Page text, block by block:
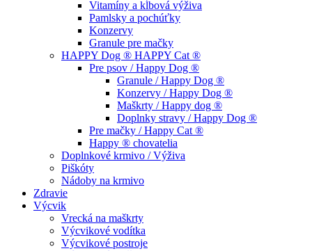
Vitamíny a kĺbová výživa
Pamlsky a pochúťky
Konzervy
Granule pre mačky
HAPPY Dog ® HAPPY Cat ®
Pre psov / Happy Dog ®
Granule / Happy Dog ®
Konzervy / Happy Dog ®
Maškrty / Happy dog ®
Doplnky stravy / Happy Dog ®
Pre mačky / Happy Cat ®
Happy ® chovatelia
Doplnkové krmivo / Výživa
Piškóty
Nádoby na krmivo
Zdravie
Výcvik
Vrecká na maškrty
Výcvikové vodítka
Výcvikové postroje